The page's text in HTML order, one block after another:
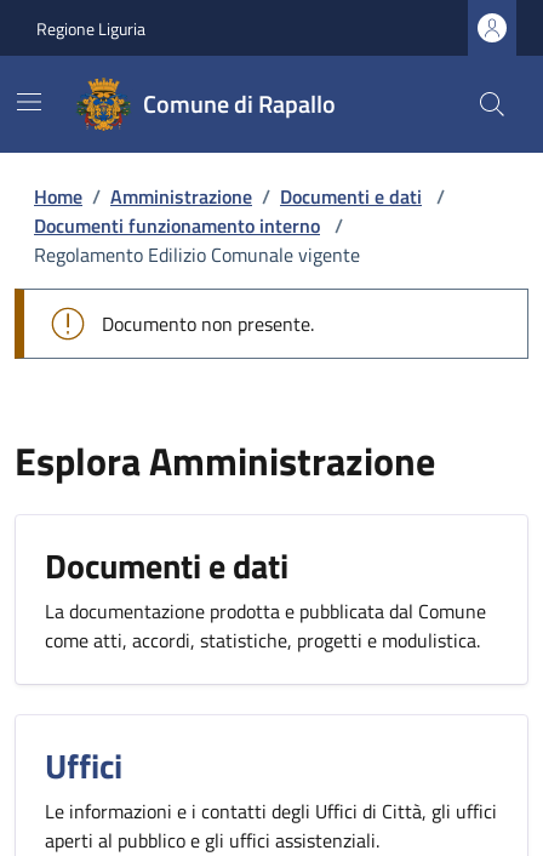
Regione Liguria
Comune di Rapallo
Home / Amministrazione / Documenti e dati /
Documenti funzionamento interno /
Regolamento Edilizio Comunale vigente
Documento non presente.
Esplora Amministrazione
Documenti e dati
La documentazione prodotta e pubblicata dal Comune
come atti, accordi, statistiche, progetti e modulistica.
Uffici
Le informazioni e i contatti degli Uffici di Città, gli uffici
aperti al pubblico e gli uffici assistenziali.